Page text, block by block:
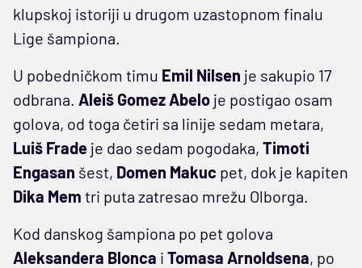
klupskoj istoriji u drugom uzastopnom finalu
Lige šampiona.
U pobedničkom timu Emil Nilsen je sakupio 17
odbrana. Aleiš Gomez Abelo je postigao osam
golova, od toga četiri sa linije sedam metara,
Luiš Frade je dao sedam pogodaka, Timoti
Engasan šest, Domen Makuc pet, dok je kapiten
Dika Mem tri puta zatresao mrežu Olborga.
Kod danskog šampiona po pet golova
Aleksandera Blonca i Tomasa Arnoldsena, po